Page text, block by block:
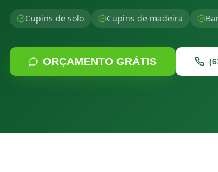
Cupins de solo Cupins de madeira
ORÇAMENTO GRÁTIS